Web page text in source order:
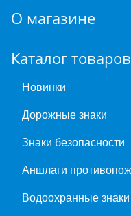
О магазине
Каталог товаров
Новинки
Дорожные знаки
Знаки безопасности
Аншлаги
Водоохранные знаки